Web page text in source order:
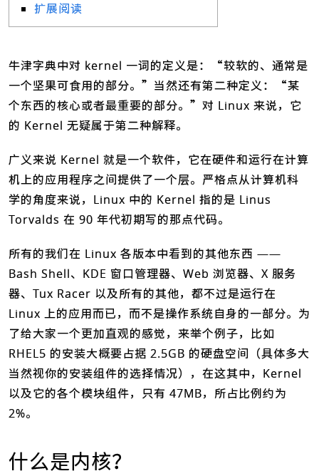
扩展阅读
牛津字典中对 kernel 一词的定义是：“较软的、通常是
一个坚果可食用的部分。”当然还有第二种定义：“某
个东西的核心或者最重要的部分。”对 Linux 来说，它
的 Kernel 无疑属于第二种解释。
广义来说 Kernel 就是一个软件，它在硬件和运行在计算
机上的应用程序之间提供了一个层。严格点从计算机科
学的角度来说，Linux 中的 Kernel 指的是 Linus
Torvalds 在 90 年代初期写的那点代码。
所有的我们在 Linux 各版本中看到的其他东西 ——
Bash Shell、KDE 窗口管理器、Web 浏览器、X 服务
器、Tux Racer 以及所有的其他，都不过是运行在
Linux 上的应用而已，而不是操作系统自身的一部分。为
了给大家一个更加直观的感觉，来举个例子，比如
RHEL5 的安装大概要占据 2.5GB 的硬盘空间（具体多大
当然视你的安装组件的选择情况），在这其中，Kernel
以及它的各个模块组件，只有 47MB，所占比例约为
2%。
什么是内核？